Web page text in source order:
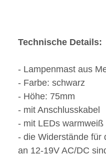
Technische Details:
- Lampenmast aus
- Farbe: schwarz
- Höhe: 75mm
- mit Anschlusskabel
- mit LEDs warmweiß
- die Widerstände für
an 12-19V AC/DC